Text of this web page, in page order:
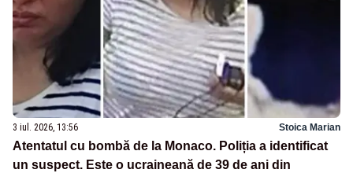
3 iul. 2026, 13:56 Stoica Marian
Atentatul cu bombă de la Monaco. Poliția a identificat
un suspect. Este o ucraineană de 39 de ani din